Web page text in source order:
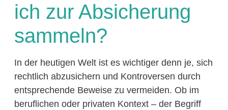
ich zur Absicherung
sammeln?
In der heutigen Welt ist es wichtiger denn je, sich
rechtlich abzusichern und Kontroversen durch
entsprechende Beweise zu vermeiden. Ob im
beruflichen oder privaten Kontext – der Begriff